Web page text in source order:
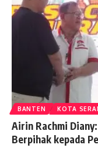
BANTEN KOTA
Airin Rachmi
Berpihak kepada